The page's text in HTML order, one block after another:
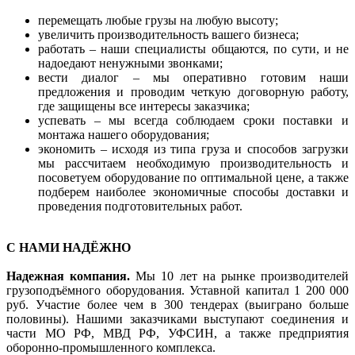
перемещать любые грузы на любую высоту;
увеличить производительность вашего бизнеса;
работать – наши специалисты общаются, по сути, и не
надоедают ненужными звонками;
вести диалог – мы оперативно готовим наши
предложения и проводим четкую договорную работу,
где защищены все интересы заказчика;
успевать – мы всегда соблюдаем сроки поставки и
монтажа нашего оборудования;
экономить – исходя из типа груза и способов загрузки
мы рассчитаем необходимую производительность и
посоветуем оборудование по оптимальной цене, а также
подберем наиболее экономичные способы доставки и
проведения подготовительных работ.
С НАМИ НАДЁЖНО
Надежная компания. Мы 10 лет на рынке производителей
грузоподъёмного оборудования. Уставной капитал 1 200 000
руб. Участие более чем в 300 тендерах (выиграно больше
половины). Нашими заказчиками выступают соединения и
части МО РФ, МВД РФ, УФСИН, а также предприятия
оборонно-промышленного комплекса.